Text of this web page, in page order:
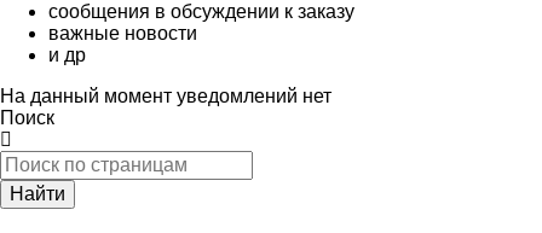
сообщения в обсуждении к заказу
важные новости
и др
На данный момент уведомлений нет
Поиск
Найти